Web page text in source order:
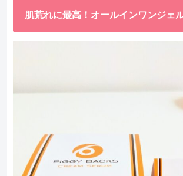
肌荒れに最高！オールインワンジェ